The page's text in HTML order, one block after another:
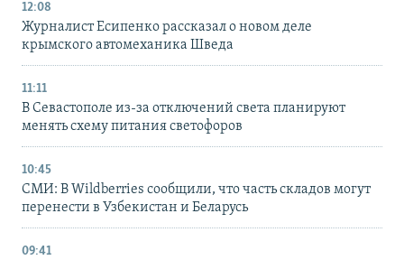
12:08
Журналист Есипенко рассказал о новом деле
крымского автомеханика Шведа
11:11
В Севастополе из-за отключений света планируют
менять схему питания светофоров
10:45
СМИ: В Wildberries сообщили, что часть складов могут
перенести в Узбекистан и Беларусь
09:41